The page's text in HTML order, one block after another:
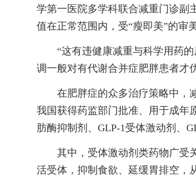
学第一医院多学科联合减重门诊副
值在正常范围内，受“瘦即美”的审
“这有违健康减重与科学用药的
调一般对有代谢合并症肥胖患者才
在肥胖症的众多治疗策略中，减
我国获得药监部门批准、用于成年
肪酶抑制剂、GLP-1受体激动剂、
其中，受体激动剂类药物广受关
活受体，抑制食欲、延缓胃排空，